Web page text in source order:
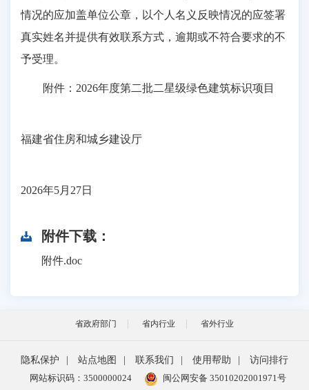
情况的应加盖单位公章，以个人名义反映情况的应签署
真实姓名并提供有效联系方式，逾期或不符合要求的不
予受理。
附件：2026年度第二批二星级绿色建筑标识项目
福建省住房和城乡建设厅
2026年5月27日
附件下载：
附件.doc
省政府部门 省内行业 省外行业
隐私保护 站点地图 联系我们 使用帮助
访问排行
网站标识码：3500000024
闽公网安备 35010202001971号